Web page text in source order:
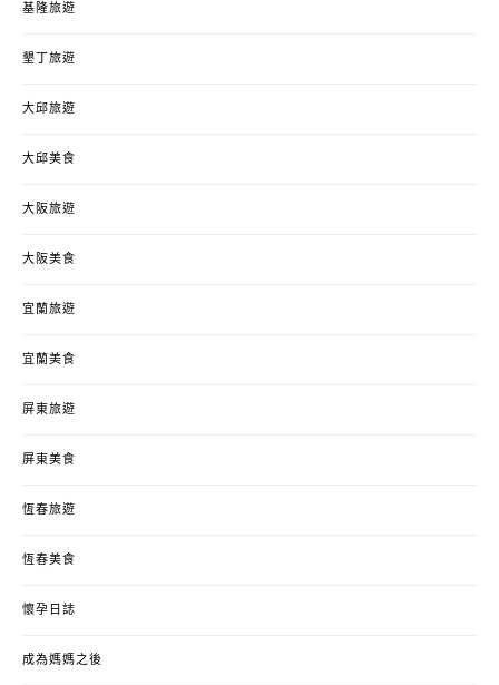
基隆旅遊
墾丁旅遊
大邱旅遊
大邱美食
大阪旅遊
大阪美食
宜蘭旅遊
宜蘭美食
屏東旅遊
屏東美食
恆春旅遊
恆春美食
懷孕日誌
成為媽媽之後